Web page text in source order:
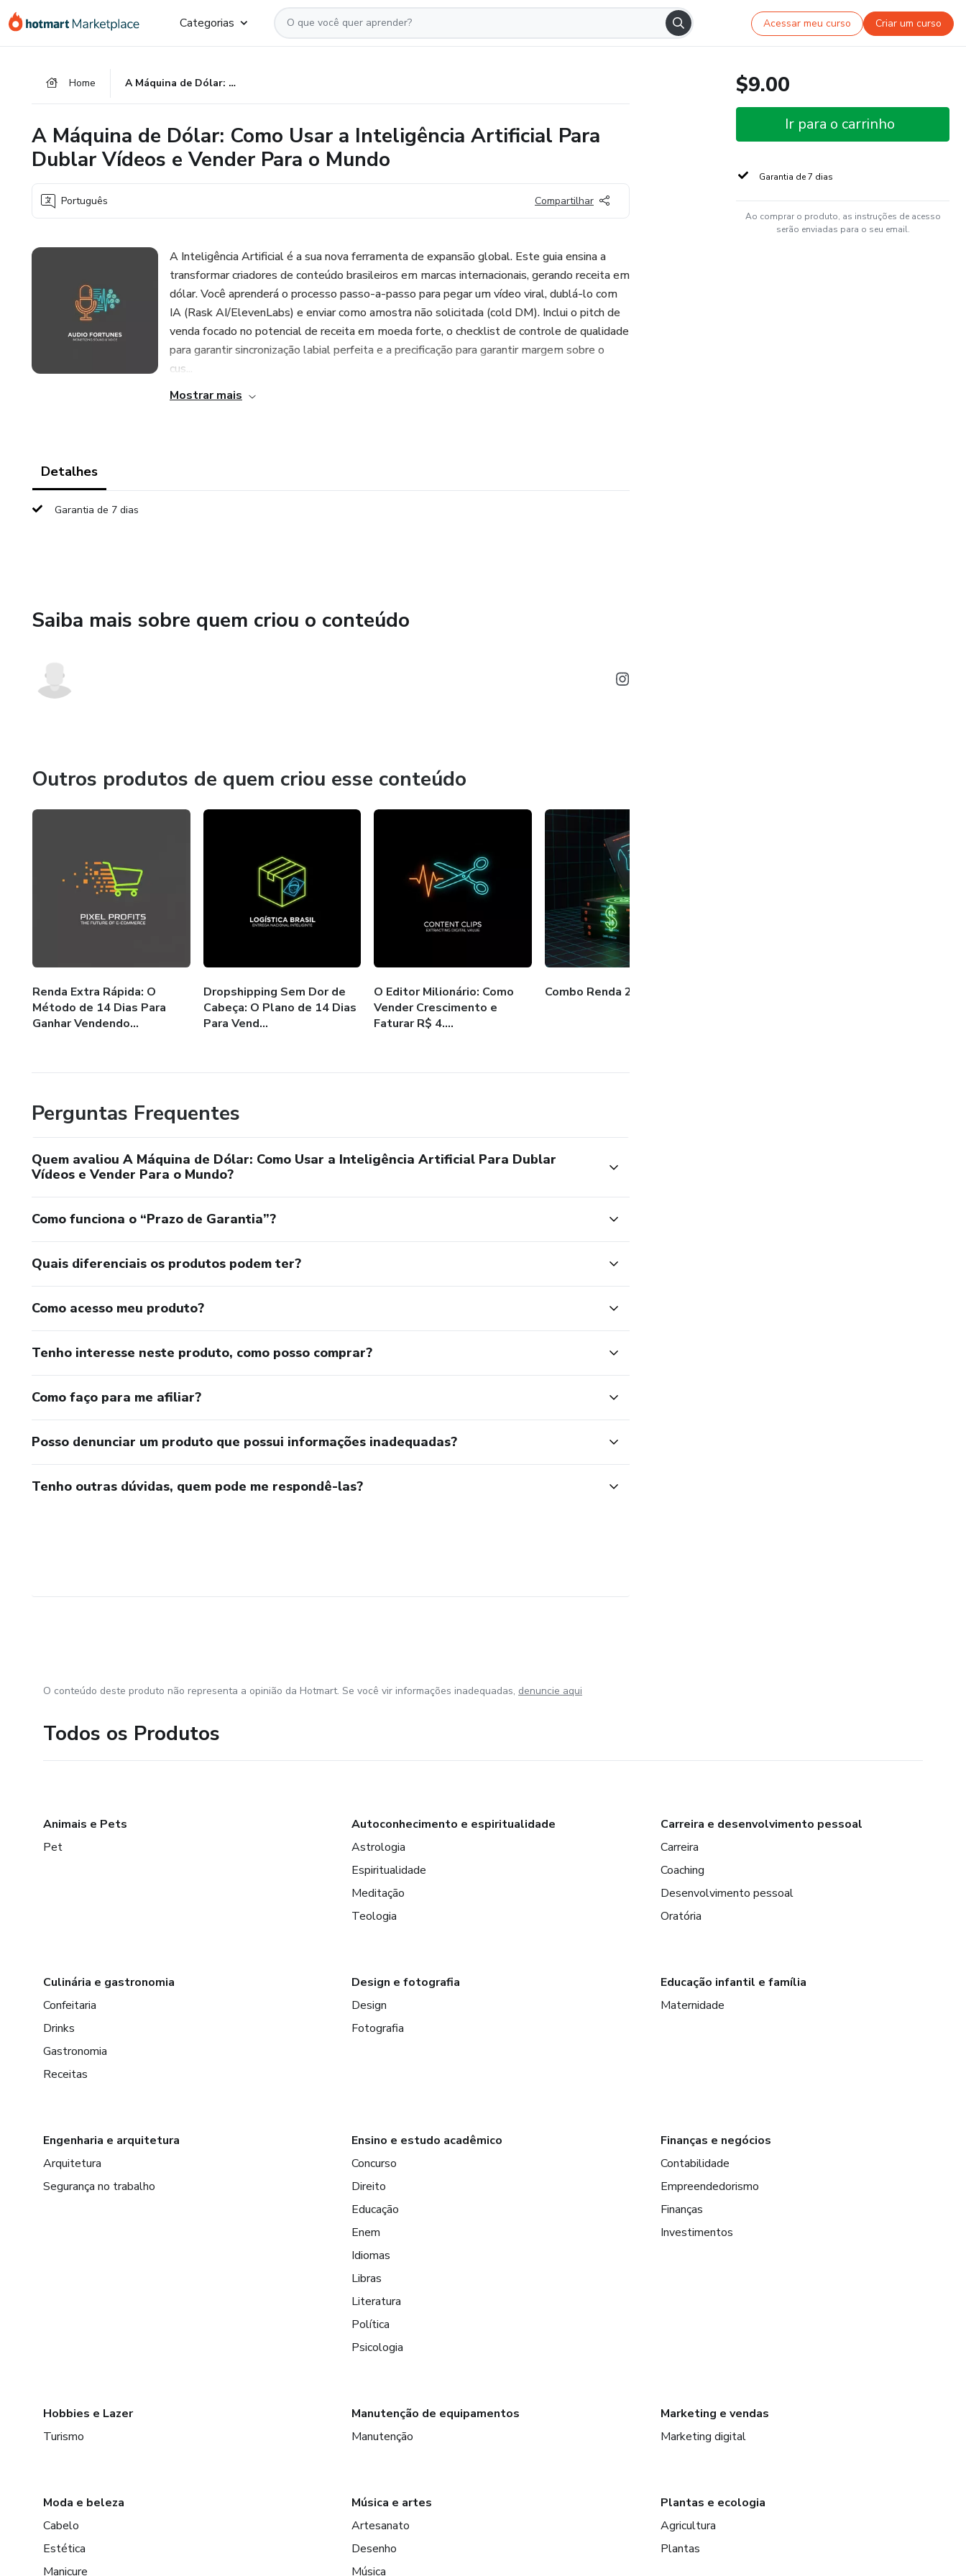
para
para
para
Categorias Acessar meu curso Criar um curso
Home A Máquina de Dólar: Como Usar a Inteligência Artificial Para Dublar Vídeos e Vender Para o Mundo
A Máquina de Dólar: Como Usar a Inteligência Artificial Para
Dublar Vídeos e Vender Para o Mundo
Português Compartilhar
A Inteligência Artificial é a sua nova ferramenta de expansão global. Este guia ensina a
transformar criadores de conteúdo brasileiros em marcas internacionais, gerando receita em
dólar. Você aprenderá o processo passo-a-passo para pegar um vídeo viral, dublá-lo com
IA (Rask AI/ElevenLabs) e enviar como amostra não solicitada (cold DM). Inclui o pitch de
venda focado no potencial de receita em moeda forte, o checklist de controle de qualidade
para garantir sincronização labial perfeita e a precificação para garantir margem sobre o
cus...
Mostrar mais
Detalhes
Garantia de 7 dias
Saiba mais sobre quem criou o conteúdo
Outros produtos de quem criou esse conteúdo
Renda Extra Rápida: O
Método de 14 Dias Para
Ganhar Vendendo...
Dropshipping Sem Dor de
Cabeça: O Plano de 14 Dias
Para Vend...
O Editor Milionário: Como
Vender Crescimento e
Faturar R$ 4....
Combo Renda 2026
Perguntas Frequentes
Quem avaliou A Máquina de Dólar: Como Usar a Inteligência Artificial Para Dublar
Vídeos e Vender Para o Mundo?
Como funciona o “Prazo de Garantia”?
Quais diferenciais os produtos podem ter?
Como acesso meu produto?
Tenho interesse neste produto, como posso comprar?
Como faço para me afiliar?
Posso denunciar um produto que possui informações inadequadas?
Tenho outras dúvidas, quem pode me respondê-las?
$9.00
Ir para o carrinho
Garantia de 7 dias
Ao comprar o produto, as instruções de acesso
serão enviadas para o seu email.
O conteúdo deste produto não representa a opinião da Hotmart. Se você vir informações inadequadas, denuncie aqui
Todos os Produtos
Animais e Pets
Pet
Autoconhecimento e espiritualidade
Astrologia
Espiritualidade
Meditação
Teologia
Carreira e desenvolvimento pessoal
Carreira
Coaching
Desenvolvimento pessoal
Oratória
Culinária e gastronomia
Confeitaria
Drinks
Gastronomia
Receitas
Design e fotografia
Design
Fotografia
Educação infantil e família
Maternidade
Engenharia e arquitetura
Arquitetura
Segurança no trabalho
Ensino e estudo acadêmico
Concurso
Direito
Educação
Enem
Idiomas
Libras
Literatura
Política
Psicologia
Finanças e negócios
Contabilidade
Empreendedorismo
Finanças
Investimentos
Hobbies e Lazer
Turismo
Manutenção de equipamentos
Manutenção
Marketing e vendas
Marketing digital
Moda e beleza
Cabelo
Estética
Manicure
Música e artes
Artesanato
Desenho
Música
Plantas e ecologia
Agricultura
Plantas